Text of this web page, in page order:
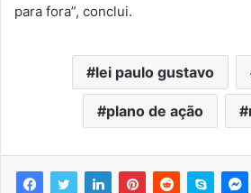
para fora”, conclui.
lei paulo gustavo
plano de ação